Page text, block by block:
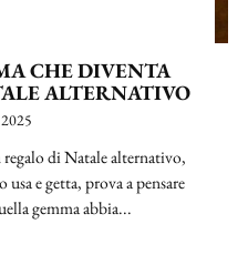
CHE DIVENTA
ALTERNATIVO
regalo di Natale alternativo,
e getta, prova a pensare
gemma abbia...